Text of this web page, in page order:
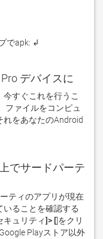
でapk: ↲
デバイスに
すぐこれを行うこ
ファイルをコンピュ
れをあなたのAndroid
でサードパーテ
ティのアプリが現在
ることを確認する
キュリティ]> []をクリ
Playストア以外